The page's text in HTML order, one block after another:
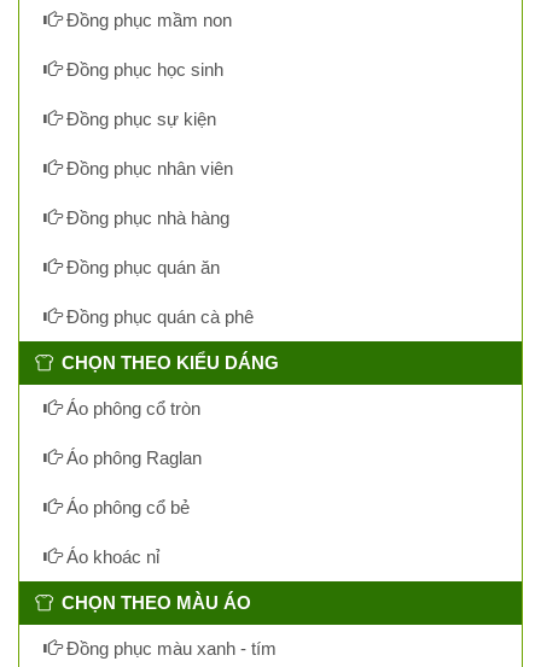
Đồng phục mầm non
Đồng phục học sinh
Đồng phục sự kiện
Đồng phục nhân viên
Đồng phục nhà hàng
Đồng phục quán ăn
Đồng phục quán cà phê
CHỌN THEO KIỂU DÁNG
Áo phông cổ tròn
Áo phông Raglan
Áo phông cổ bẻ
Áo khoác nỉ
CHỌN THEO MÀU ÁO
Đồng phục màu xanh - tím